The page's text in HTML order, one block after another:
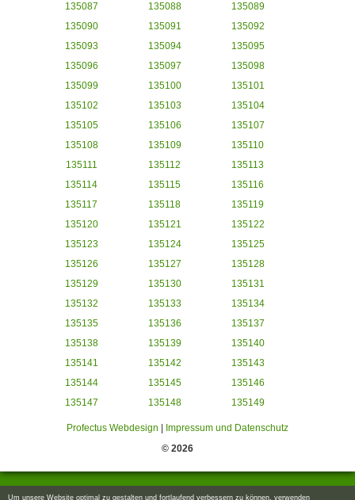
135087
135088
135089
135090
135091
135092
135093
135094
135095
135096
135097
135098
135099
135100
135101
135102
135103
135104
135105
135106
135107
135108
135109
135110
135111
135112
135113
135114
135115
135116
135117
135118
135119
135120
135121
135122
135123
135124
135125
135126
135127
135128
135129
135130
135131
135132
135133
135134
135135
135136
135137
135138
135139
135140
135141
135142
135143
135144
135145
135146
135147
135148 135149
Profectus Webdesign
Impressum und Datenschutz
© 2026
Um unsere Website optimal zu gestalten und fortlaufend verbessern zu können, verwenden